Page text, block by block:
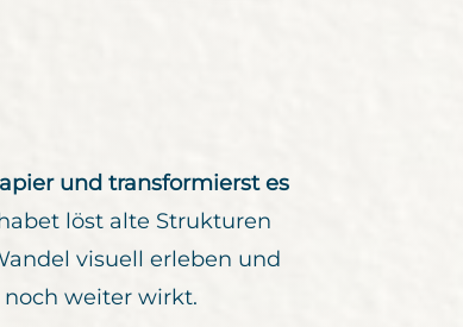
und transformierst es
löst alte Strukturen
visuell erleben und
weiter wirkt.